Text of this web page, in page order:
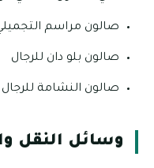
صالون مراسم
صالون بلو دان للرجال
صالون النشامة للرجال
وسائل النقل